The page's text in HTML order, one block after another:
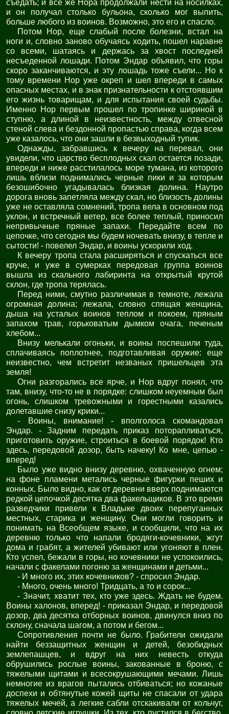
съедать; и все же Нора продолжали нести на носилках,
и он получал столько бульона, сколько мог выпить,
больше любого из воинов. Возможно, это его и спасло.
Потом Нор, еще слабый после болезни, встал на
ноги и, словно заново обучаясь ходить, пошел наравне
со всеми, шатаясь и держась за хвост последней
несъеденной лошади. Потом Эндар объявил, что горы
скоро заканчиваются, и эту лошадь тоже съели... Но к
тому времени Нор уже окреп и шел впереди в самых
опасных местах, и в знак признательности к отстоявшим
его жизнь товарищам, и для испытания своей судьбы.
Именно Нор первым прошел по тропинке шириной в
ступню, а длиной в неизвестность, между отвесной
стеной слева и бездонной пропастью справа, когда всем
уже казалось, что они зашли в безвыходный тупик.
Однажды, забравшись к вечеру на перевал, они
увидели, что царство бесплодных скал остается позади,
впереди и ниже расстилалось море тумана, из которого
лишь вблизи поднимались черные пики и за которым
безошибочно угадывалась близкая долина. Наутро
дорога вновь запетляла между скал, но близость долины
уже не оставляла сомнений, тропа вела в основном под
уклон, и встречный ветер, все более теплый, приносил
непривычные пряные запахи. Передайте всем по
цепочке, что сегодня мы будем ночевать внизу, в тепле и
сытости! - повелел Эндар, и воины ускорили ход.
К вечеру тропа стала расширяться и спускаться все
круче, и уже в сумерках передовая группа воинов
вышла из скального лабиринта на открытый крутой
склон, где тропа терялась.
Перед ними, смутно различимая в темноте, лежала
огромная долина; лежала, словно спящая женщина,
дыша на усталых воинов теплом и покоем, пряным
запахом трав, горьковатым дымком очага, печеным
хлебом...
Внизу мелькали огоньки, и воины поспешили туда,
сплачиваясь поплотнее, подготавливая оружие: еще
неизвестно, чем встретит незваных пришельцев эта
земля!
Огни разгорались все ярче, и Нор вдруг понял, что
там, внизу, что-то не в порядке: слишком неуемным был
огонь, слишком тревожными и горестными казались
долетавшие снизу крики...
- Воины, внимание! - вполголоса скомандовал
Эндар. - Задним передать приказ поторапливаться,
приготовить оружие, строиться в боевой порядок! Кто
здесь, передовой дозор, быть начеку! Ко мне, цепью -
вперед!
Было уже видно внизу деревню, охваченную огнем;
на фоне пламени метались черные фигурки пеших и
конных. Было видно, как от деревни вверх поднимаются
редкой цепочкой десятка два факельщиков. В это время
разведчики привели к Владыке двоих перепуганных
местных, старика и женщину. Они могли говорить и
понимать на Всеобщем языке, и сообщили, что на их
деревню только что напали бродяги-кочевники, жгут
дома и грабят, а жителей убивают или угоняют в плен.
Кто успел, бежали в горы, но кочевники не успокоились,
начали с факелами погоню за женщинами и детьми...
- И много их, этих кочевников? - спросил Эндар.
- Много, очень много! Тридцать, а то и сорок...
- Значит, хватит тех, кто уже здесь. Ждать не будем.
Воины халонов, вперед! - приказал Эндар, и передовой
дозор, два десятка отборных воинов, двинулся вниз по
склону, сначала шагом, а потом и бегом...
Сопротивления почти не было. Грабители ожидали
найти беззащитных женщин и детей, безобидных
землепашцев, и вдруг на них невесть откуда
обрушились рослые воины, закованные в броню, с
тяжелыми щитами и всесокрушающими мечами. Лишь
немногие из врагов пытались отбиваться; но кожаные
доспехи и обтянутые кожей щиты не спасали от удара
тяжелых мечей, а легкие сабли отскакивали от кольчуг,